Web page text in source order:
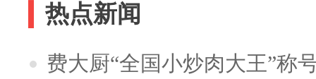
热点新闻
费大厨“全国小炒肉大王”称